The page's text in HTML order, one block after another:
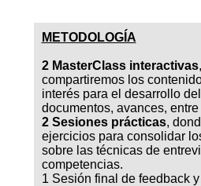
METODOLOGÍA
2 MasterClass interactivas
compartiremos los
interés para el desarrollo
documentos, avances, entre
2 Sesiones prácticas,
ejercicios para consolidar
sobre las técnicas de
competencias.
1 Sesión final de feedback